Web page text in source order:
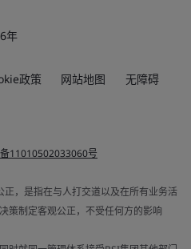
年
政策 网站地图 无障碍
11010502033060号
正，是指在与人打交道以及在所有业务活
策制定客观公正，不受任何方的影响